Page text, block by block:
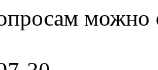
можно